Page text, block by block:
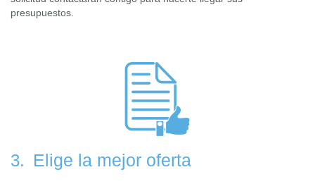
presupuestos.
3. Elige la mejor oferta